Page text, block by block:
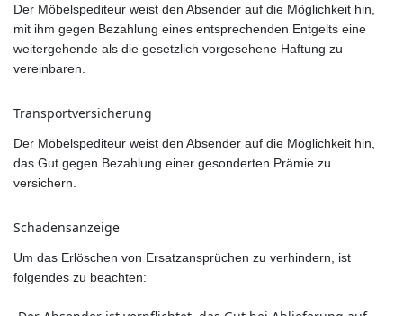
Der Möbelspediteur weist den Absender auf die Möglichkeit hin,
mit ihm gegen Bezahlung eines entsprechenden Entgelts eine
weitergehende als die gesetzlich vorgesehene Haftung zu
vereinbaren.
Transportversicherung
Der Möbelspediteur weist den Absender auf die Möglichkeit hin,
das Gut gegen Bezahlung einer gesonderten Prämie zu
versichern.
Schadensanzeige
Um das Erlöschen von Ersatzansprüchen zu verhindern, ist
folgendes zu beachten: